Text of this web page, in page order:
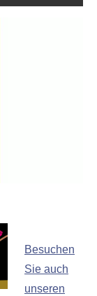
Besuchen
Sie auch
unseren